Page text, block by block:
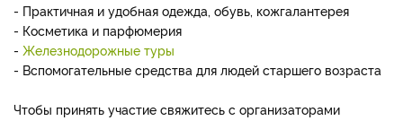
- Практичная и удобная одежда, обувь, кожгалантерея
- Косметика и парфюмерия
- Железнодорожные туры
- Вспомогательные средства для людей старшего возраста
Чтобы принять участие свяжитесь с организаторами